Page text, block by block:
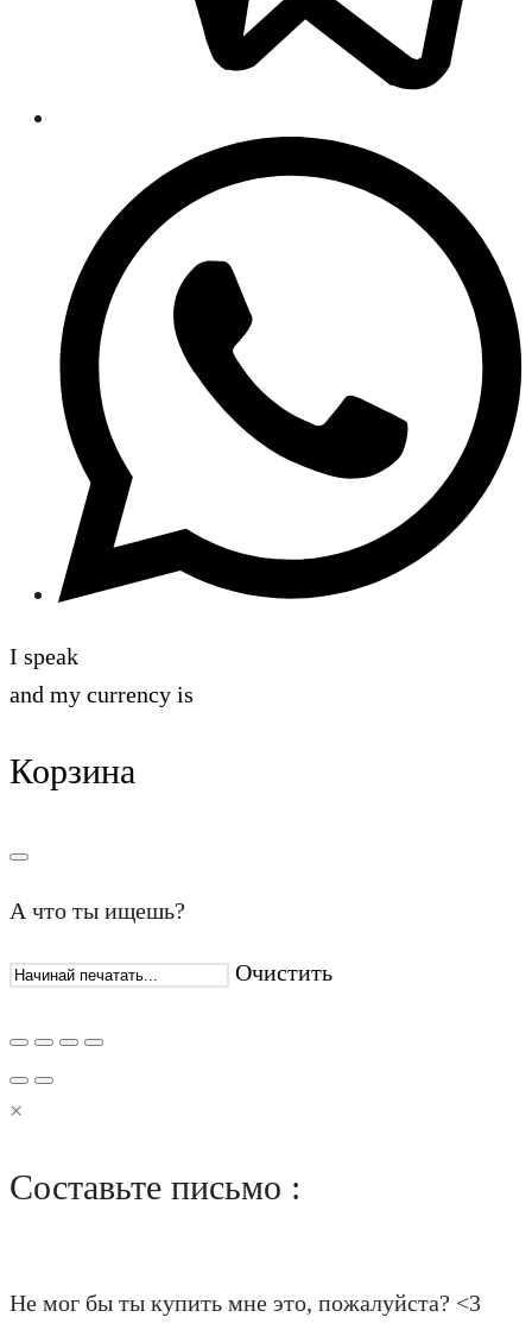
I speak
and my currency is
Корзина
А что ты ищешь?
Очистить
×
Составьте письмо :
Не мог бы ты купить мне это, пожалуйста? <3